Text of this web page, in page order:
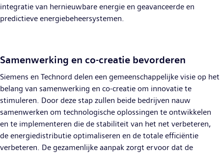
integratie van hernieuwbare energie en geavanceerde en
predictieve energiebeheersystemen.
Samenwerking en co-creatie bevorderen
Siemens en Technord delen een gemeenschappelijke visie op het
belang van samenwerking en co-creatie om innovatie te
stimuleren. Door deze stap zullen beide bedrijven nauw
samenwerken om technologische oplossingen te ontwikkelen
en te implementeren die de stabiliteit van het net verbeteren,
de energiedistributie optimaliseren en de totale efficiëntie
verbeteren. De gezamenlijke aanpak zorgt ervoor dat de